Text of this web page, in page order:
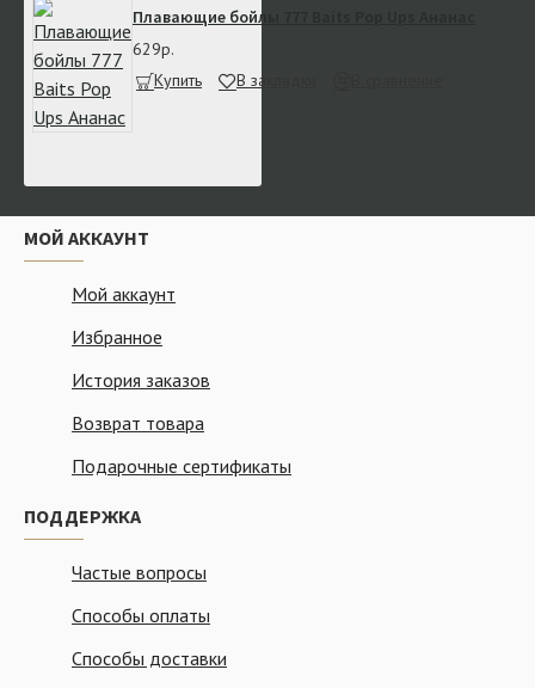
Плавающие бойлы 777 Baits Pop Ups Ананас
629р.
Купить
В закладки
МОЙ АККАУНТ
Мой аккаунт
Избранное
История заказов
Возврат товара
Подарочные сертификаты
ПОДДЕРЖКА
Частые вопросы
Способы оплаты
Способы доставки